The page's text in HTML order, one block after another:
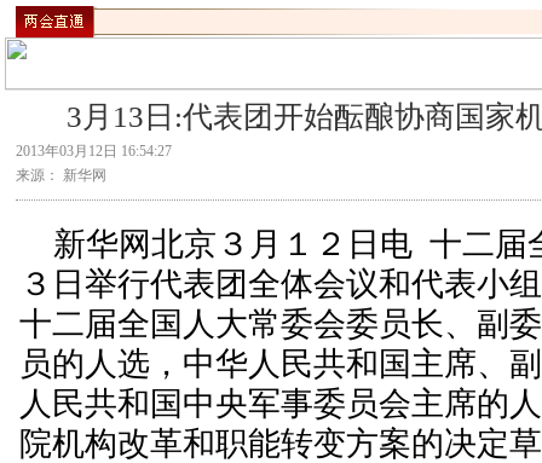
3月13日:代表团开始酝酿协商国
2013年03月12日 16:54:27
来源： 新华网
新华网北京３月１２日电 十二届
３日举行代表团全体会议和代表小
十二届全国人大常委会委员长、副
员的人选，中华人民共和国主席、
人民共和国中央军事委员会主席的
院机构改革和职能转变方案的决定